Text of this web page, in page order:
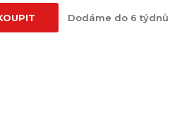
Dodáme do 6 týdnů